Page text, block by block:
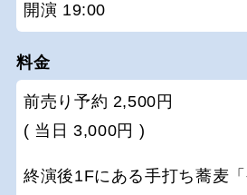
開演 19:00
料金
前売り予約 2,500円
( 当日 3,000円 )
終演後1Fにある手打ち蕎麦